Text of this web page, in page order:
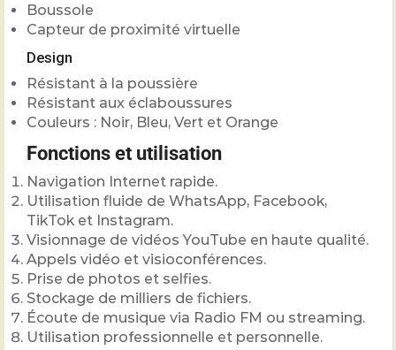
Boussole
Capteur de proximité virtuelle
Design
Résistant à la poussière
Résistant aux éclaboussures
Couleurs : Noir, Bleu, Vert et Orange
Fonctions et utilisation
Navigation Internet rapide.
Utilisation fluide de WhatsApp, Facebook,
TikTok et Instagram.
Visionnage de vidéos YouTube en haute qualité.
Appels vidéo et visioconférences.
Prise de photos et selfies.
Stockage de milliers de fichiers.
Écoute de musique via Radio FM ou streaming.
Utilisation professionnelle et personnelle.